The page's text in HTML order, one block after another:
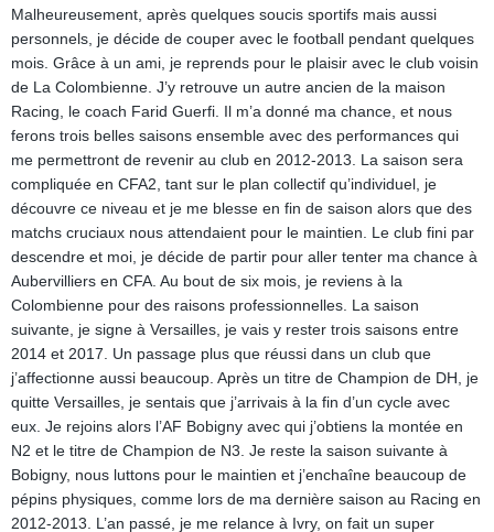
Malheureusement, après quelques soucis sportifs mais aussi
personnels, je décide de couper avec le football pendant quelques
mois. Grâce à un ami, je reprends pour le plaisir avec le club voisin
de La Colombienne. J’y retrouve un autre ancien de la maison
Racing, le coach Farid Guerfi. Il m’a donné ma chance, et nous
ferons trois belles saisons ensemble avec des performances qui
me permettront de revenir au club en 2012-2013. La saison sera
compliquée en CFA2, tant sur le plan collectif qu’individuel, je
découvre ce niveau et je me blesse en fin de saison alors que des
matchs cruciaux nous attendaient pour le maintien. Le club fini par
descendre et moi, je décide de partir pour aller tenter ma chance à
Aubervilliers en CFA. Au bout de six mois, je reviens à la
Colombienne pour des raisons professionnelles. La saison
suivante, je signe à Versailles, je vais y rester trois saisons entre
2014 et 2017. Un passage plus que réussi dans un club que
j’affectionne aussi beaucoup. Après un titre de Champion de DH, je
quitte Versailles, je sentais que j’arrivais à la fin d’un cycle avec
eux. Je rejoins alors l’AF Bobigny avec qui j’obtiens la montée en
N2 et le titre de Champion de N3. Je reste la saison suivante à
Bobigny, nous luttons pour le maintien et j’enchaîne beaucoup de
pépins physiques, comme lors de ma dernière saison au Racing en
2012-2013. L’an passé, je me relance à Ivry, on fait un super